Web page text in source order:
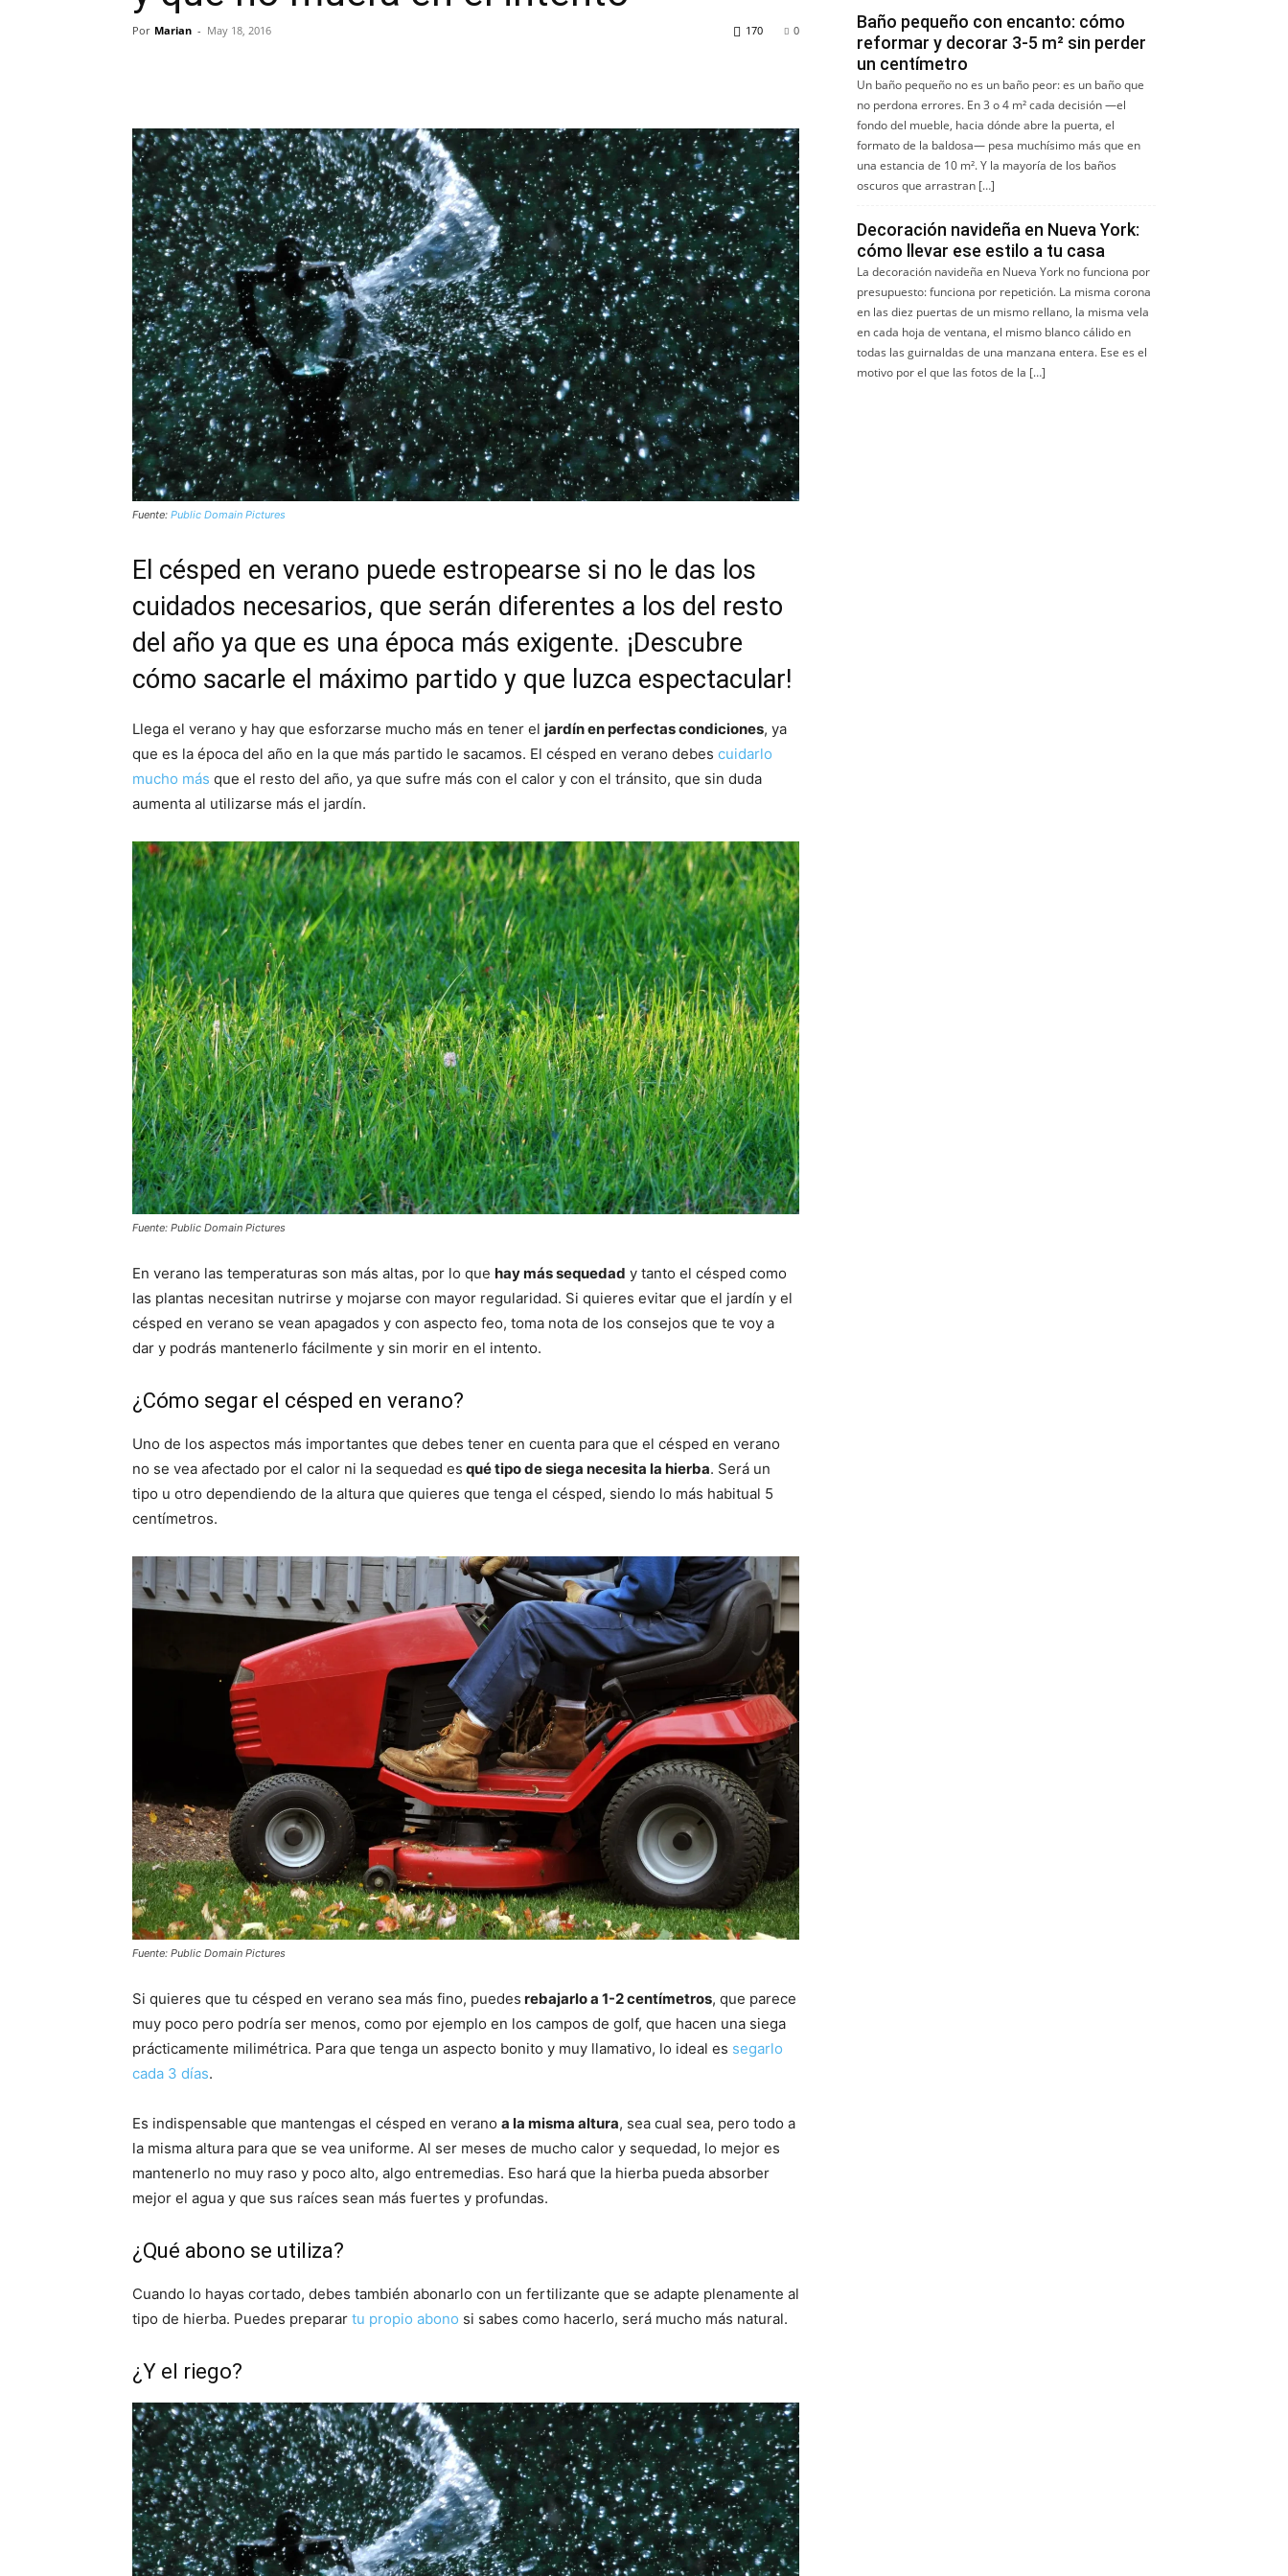
Por Marian - May 18, 2016 0
170
Fuente: Public Domain Pictures
El césped en verano puede estropearse si no le das los
cuidados necesarios, que serán diferentes a los del resto
del año ya que es una época más exigente. ¡Descubre
cómo sacarle el máximo partido y que luzca espectacular!
Llega el verano y hay que esforzarse mucho más en tener el jardín en perfectas condiciones, ya
que es la época del año en la que más partido le sacamos. El césped en verano debes cuidarlo
mucho más que el resto del año, ya que sufre más con el calor y con el tránsito, que sin duda
aumenta al utilizarse más el jardín.
Fuente: Public Domain Pictures
En verano las temperaturas son más altas, por lo que hay más sequedad y tanto el césped como
las plantas necesitan nutrirse y mojarse con mayor regularidad. Si quieres evitar que el jardín y el
césped en verano se vean apagados y con aspecto feo, toma nota de los consejos que te voy a
dar y podrás mantenerlo fácilmente y sin morir en el intento.
¿Cómo segar el césped en verano?
Uno de los aspectos más importantes que debes tener en cuenta para que el césped en verano
no se vea afectado por el calor ni la sequedad es qué tipo de siega necesita la hierba. Será un
tipo u otro dependiendo de la altura que quieres que tenga el césped, siendo lo más habitual 5
centímetros.
Fuente: Public Domain Pictures
Si quieres que tu césped en verano sea más fino, puedes rebajarlo a 1-2 centímetros, que parece
muy poco pero podría ser menos, como por ejemplo en los campos de golf, que hacen una siega
prácticamente milimétrica. Para que tenga un aspecto bonito y muy llamativo, lo ideal es segarlo
cada 3 días.
Es indispensable que mantengas el césped en verano a la misma altura, sea cual sea, pero todo a
la misma altura para que se vea uniforme. Al ser meses de mucho calor y sequedad, lo mejor es
mantenerlo no muy raso y poco alto, algo entremedias. Eso hará que la hierba pueda absorber
mejor el agua y que sus raíces sean más fuertes y profundas.
¿Qué abono se utiliza?
Cuando lo hayas cortado, debes también abonarlo con un fertilizante que se adapte plenamente al
tipo de hierba. Puedes preparar tu propio abono si sabes como hacerlo, será mucho más natural.
¿Y el riego?
Baño pequeño con encanto: cómo
reformar y decorar 3-5 m² sin perder
un centímetro
Un baño pequeño no es un baño peor: es un baño que
no perdona errores. En 3 o 4 m² cada decisión —el
fondo del mueble, hacia dónde abre la puerta, el
formato de la baldosa— pesa muchísimo más que en
una estancia de 10 m². Y la mayoría de los baños
oscuros que arrastran […]
Decoración navideña en Nueva York:
cómo llevar ese estilo a tu casa
La decoración navideña en Nueva York no funciona por
presupuesto: funciona por repetición. La misma corona
en las diez puertas de un mismo rellano, la misma vela
en cada hoja de ventana, el mismo blanco cálido en
todas las guirnaldas de una manzana entera. Ese es el
motivo por el que las fotos de la […]